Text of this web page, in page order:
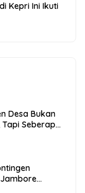
Kepri Ini Ikuti
Desa Bukan
Tapi Seberapa